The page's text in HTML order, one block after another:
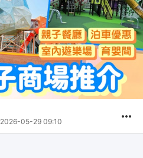
2026-05-29 09:10